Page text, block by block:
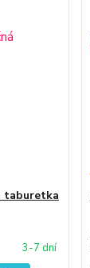
taburetka
3-7 dní